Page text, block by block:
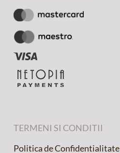
TERMENI SI CONDITII
Politica de Confidentialitate